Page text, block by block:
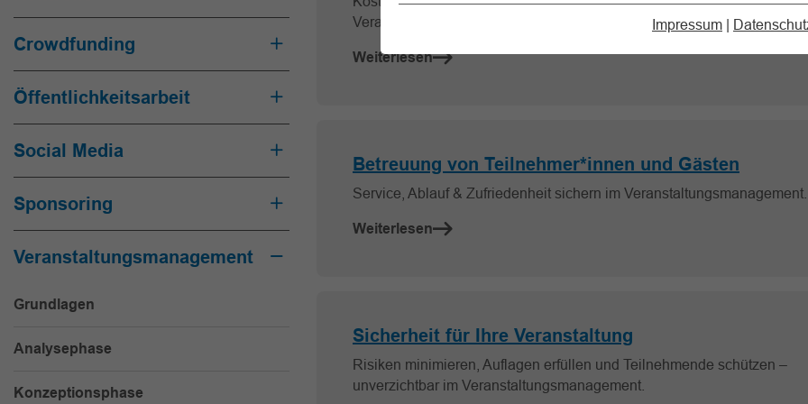
Impressum |
Crowdfunding
Öffentlichkeitsarbeit
Social Media
Sponsoring
Veranstaltungsmanagement
Grundlagen
Analysephase
Konzeptionsphase
Veranstaltungsmanagement im Sportverein steuern.
Weiterlesen
Betreuung von Teilnehmer*innen und Gästen
Service, Ablauf & Zufriedenheit sichern im Veranstaltungsmanagement.
Weiterlesen
Sicherheit für Ihre Veranstaltung
Risiken minimieren, Auflagen erfüllen und Teilnehmende schützen –
unverzichtbar im Veranstaltungsmanagement.